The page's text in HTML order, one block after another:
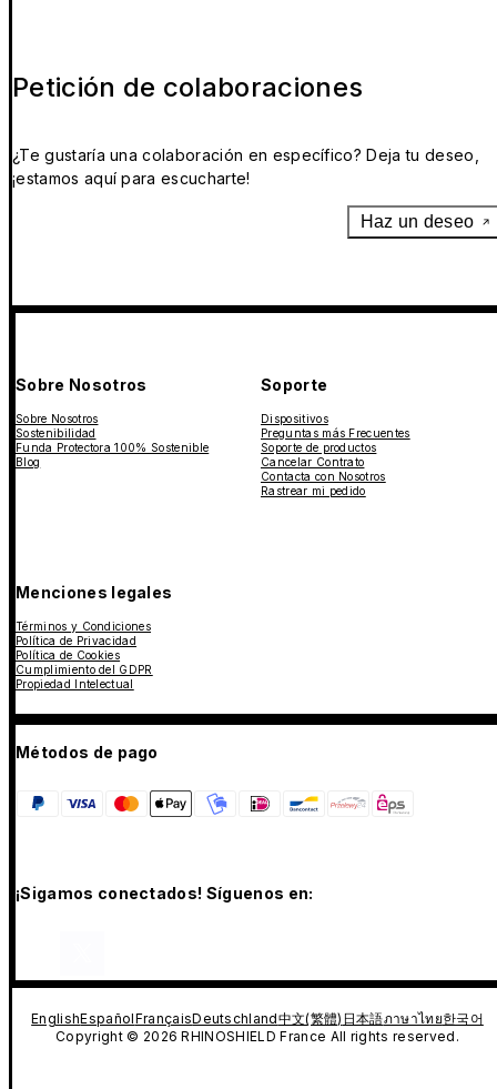
Petición de colaboraciones
¿Te gustaría una colaboración en específico? Deja tu deseo,
¡estamos aquí para escucharte!
Haz un deseo
Sobre Nosotros
Sobre Nosotros
Sostenibilidad
Funda Protectora 100% Sostenible
Blog
Soporte
Dispositivos
Preguntas más Frecuentes
Soporte de productos
Cancelar Contrato
Contacta con Nosotros
Rastrear mi pedido
Menciones legales
Términos y Condiciones
Política de Privacidad
Política de Cookies
Cumplimiento del GDPR
Propiedad Intelectual
Métodos de pago
¡Sigamos conectados! Síguenos en:
EnglishEspañolFrançaisDeutschland中文(繁體) 日本語ภาษาไทย한국어
Copyright © 2026 RHINOSHIELD France All rights reserved.